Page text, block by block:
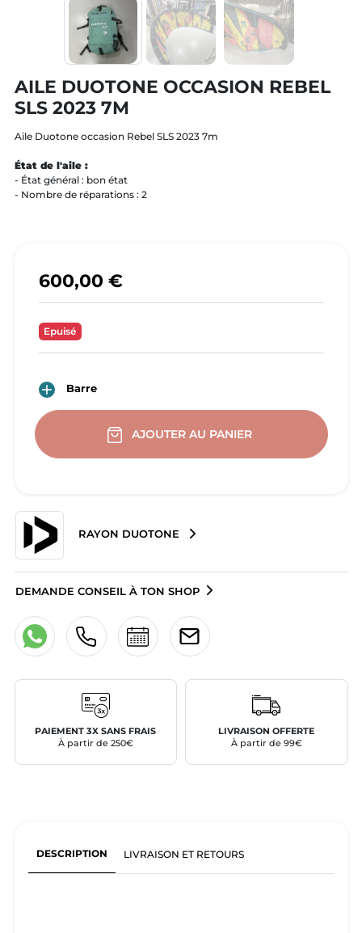
AILE DUOTONE OCCASION REBEL
SLS 2023 7M
Aile Duotone occasion Rebel SLS 2023 7m
État de l'aile :
- État général : bon état
- Nombre de réparations : 2
600,00 €
Epuisé
 Barre
AJOUTER AU PANIER
RAYON DUOTONE
DEMANDE CONSEIL À TON SHOP
PAIEMENT 3X SANS FRAIS
À partir de 250€
LIVRAISON OFFERTE
À partir de 99€
DESCRIPTION LIVRAISON ET RETOURS